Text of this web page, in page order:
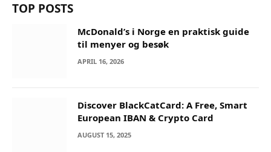
TOP POSTS
McDonald’s i Norge en praktisk guide
til menyer og besøk
APRIL 16, 2026
Discover BlackCatCard: A Free, Smart
European IBAN & Crypto Card
AUGUST 15, 2025